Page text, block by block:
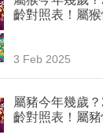
齡對照表！屬
3 Feb 2025
屬豬今年幾歲
齡對照表！屬